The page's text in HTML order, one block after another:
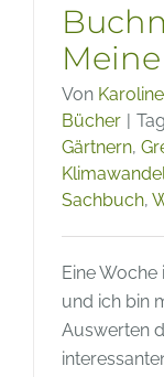
Von Karoline
Bücher |
Gärtnern,
Sachbuch,
Eine
und ich bin
Auswerten